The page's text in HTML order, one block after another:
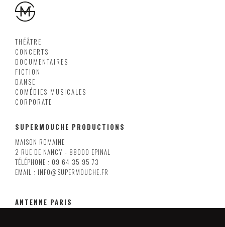
THÉÂTRE
CONCERTS
DOCUMENTAIRES
FICTION
DANSE
COMÉDIES MUSICALES
CORPORATE
SUPERMOUCHE PRODUCTIONS
MAISON ROMAINE
2 RUE DE NANCY - 88000 EPINAL
TÉLÉPHONE : 09 64 35 95 73
EMAIL : INFO@SUPERMOUCHE.FR
ANTENNE PARIS